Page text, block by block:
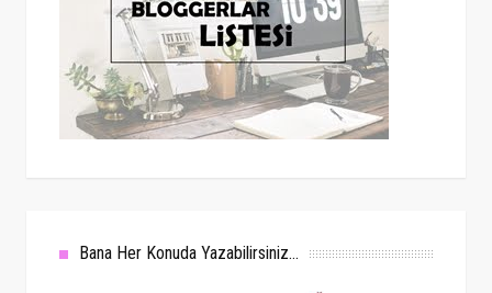
Bana Her Konuda Yazabilirsiniz...